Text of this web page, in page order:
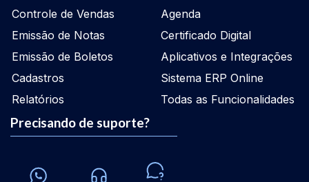
Controle de Vendas
Emissão de Notas
Emissão de Boletos
Cadastros
Relatórios
Agenda
Certificado Digital
Aplicativos e Integrações
Sistema ERP Online
Todas as Funcionalidades
Precisando de suporte?